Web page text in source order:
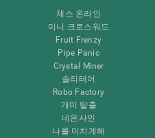
체스 온라인
미니 크로스워드
Fruit Frenzy
Pipe Panic
Crystal Miner
솔리테어
Robo Factory
개미 탈출
네온사인
나를 미치게해